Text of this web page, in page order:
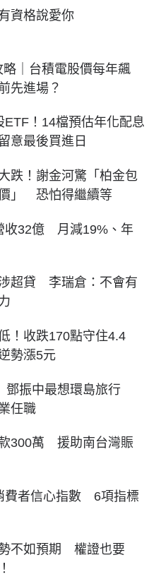
資格說愛你
略｜台積電股價每年飆
先進場？
ETF！14檔預估年化配息
意最後買進日
跌！謝金河驚「柏金包
」 恐怕得繼續等
收32億 月減19%、年
超貸 李瑞倉：不會有
！收跌170點守住4.4
勢漲5元
振中最想環島旅行
任職
300萬 援助南台灣賑
費者信心指數 6項指標
不如預期 權證也要